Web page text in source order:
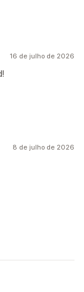
16 de julho de 2026
8 de julho de 2026